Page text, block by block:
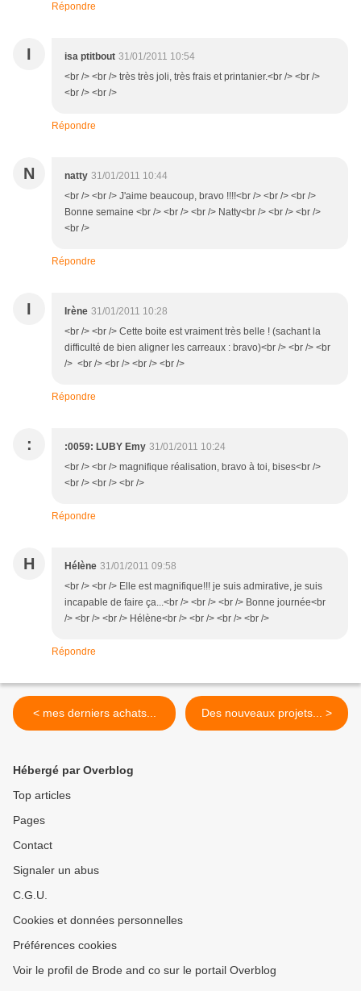
Répondre
I isa ptitbout 31/01/2011 10:54
<br /> <br /> très très joli, très frais et printanier.<br /> <br />
<br /> <br />
Répondre
N natty 31/01/2011 10:44
<br /> <br /> J'aime beaucoup, bravo !!!!<br /> <br /> <br />
Bonne semaine <br /> <br /> <br /> Natty<br /> <br /> <br />
<br />
Répondre
I Irène 31/01/2011 10:28
<br /> <br /> Cette boite est vraiment très belle ! (sachant la
difficulté de bien aligner les carreaux : bravo)<br /> <br /> <br
/> <br /> <br /> <br /> <br />
Répondre
: :0059: LUBY Emy 31/01/2011 10:24
<br /> <br /> magnifique réalisation, bravo à toi, bises<br />
<br /> <br /> <br />
Répondre
H Hélène 31/01/2011 09:58
<br /> <br /> Elle est magnifique!!! je suis admirative, je suis
incapable de faire ça...<br /> <br /> <br /> Bonne journée<br
/> <br /> <br /> Hélène<br /> <br /> <br /> <br />
Répondre
< mes derniers achats... Des nouveaux projets... >
Hébergé par Overblog
Top articles
Pages
Contact
Signaler un abus
C.G.U.
Cookies et données personnelles
Préférences cookies
Voir le profil de Brode and co sur le portail Overblog